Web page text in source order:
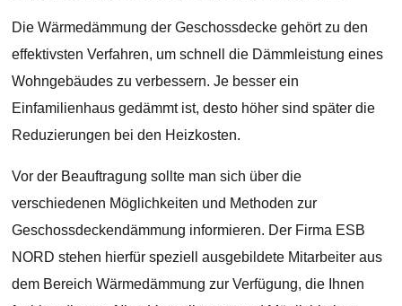
Die Wärmedämmung der Geschossdecke gehört zu den
effektivsten Verfahren, um schnell die Dämmleistung eines
Wohngebäudes zu verbessern. Je besser ein
Einfamilienhaus gedämmt ist, desto höher sind später die
Reduzierungen bei den Heizkosten.
Vor der Beauftragung sollte man sich über die
verschiedenen Möglichkeiten und Methoden zur
Geschossdeckendämmung informieren. Der Firma ESB
NORD stehen hierfür speziell ausgebildete Mitarbeiter aus
dem Bereich Wärmedämmung zur Verfügung, die Ihnen